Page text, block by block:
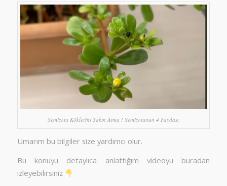
Semizotu Köklerini Sakın Atma ! Semizotunun 4 Faydası
Umarım bu bilgiler size yardımcı olur.
Bu konuyu detaylıca anlattığım videoyu buradan
izleyebilirsiniz